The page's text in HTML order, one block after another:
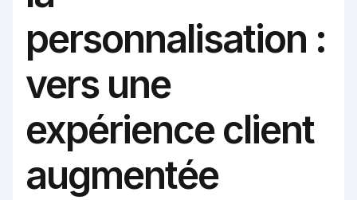
personnalisation :
vers une
expérience client
augmentée